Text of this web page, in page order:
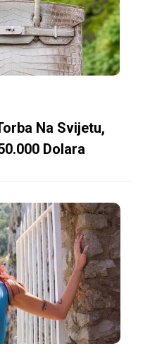
Na Svijetu,
Dolara